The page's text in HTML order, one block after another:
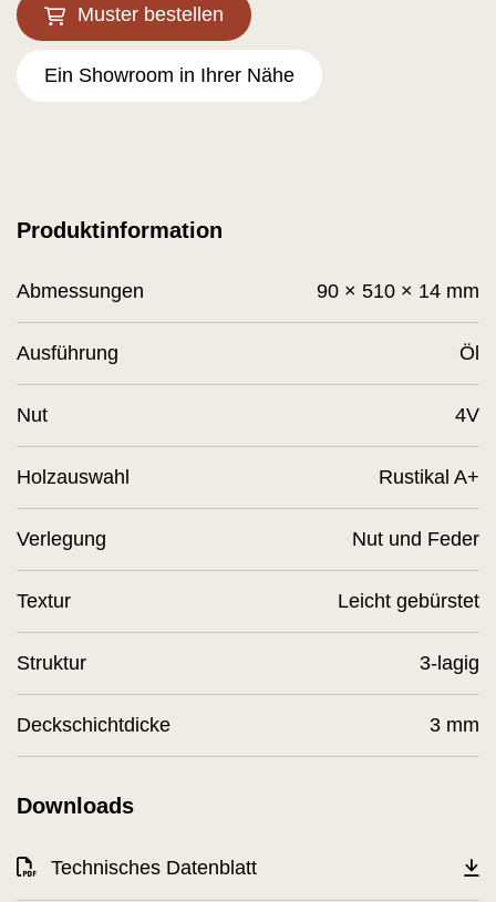
Muster bestellen
Ein Showroom in Ihrer Nähe
Downloads
Technisches Datenblatt
Produktinformation
Abmessungen 90 × 510 × 14 mm
Ausführung Öl
Nut 4V
Holzauswahl Rustikal A+
Verlegung Nut und Feder
Textur Leicht gebürstet
Struktur 3-lagig
Deckschichtdicke 3 mm